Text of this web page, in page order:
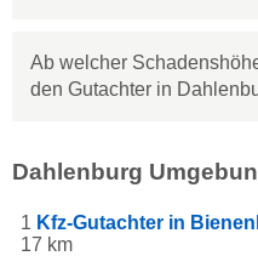
Ab welcher
den Gutachter in
Dahlenburg
1 Kfz-Gutachter in
17 km